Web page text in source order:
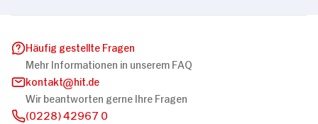
Häufig gestellte Fragen
Mehr Informationen in unserem FAQ
kontakt
hit.de
Wir beantworten gerne Ihre Fragen
(0228) 42967 0